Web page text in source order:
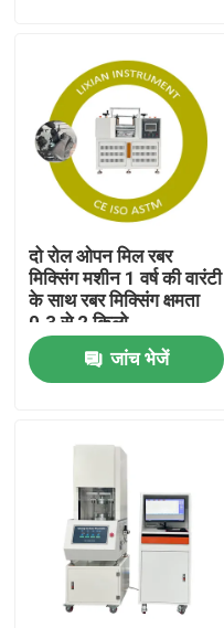
वी.आर. शो
हमारे बारे में
कारखाना भ्रमण
गुणवत्ता नियंत्रण
मामलों
प्रयोगशाला परीक्षण मशीनें
दो रोल ओपन मिल रबर
मिक्सिंग मशीन 1 वर्ष की वारंटी
के साथ रबर मिक्सिंग क्षमता
0.3 से 2 किलो
जांच भेजें